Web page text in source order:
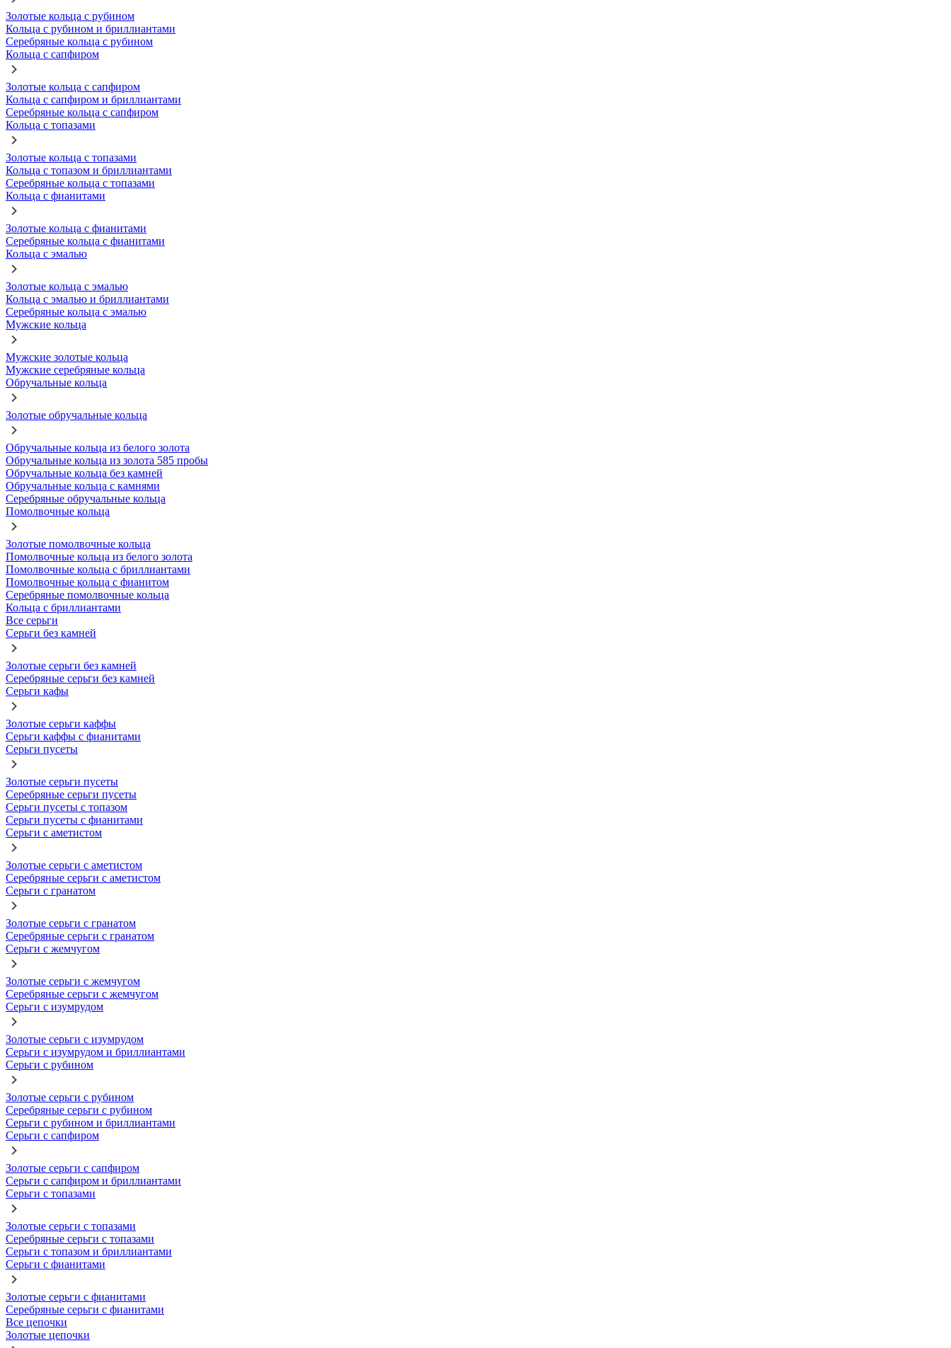
Золотые кольца с рубином
Кольца с рубином и бриллиантами
Серебряные кольца с рубином
Кольца с сапфиром
Золотые кольца с сапфиром
Кольца с сапфиром и бриллиантами
Серебряные кольца с сапфиром
Кольца с топазами
Золотые кольца с топазами
Кольца с топазом и бриллиантами
Серебряные кольца с топазами
Кольца с фианитами
Золотые кольца с фианитами
Серебряные кольца с фианитами
Кольца с эмалью
Золотые кольца с эмалью
Кольца с эмалью и бриллиантами
Серебряные кольца с эмалью
Мужские кольца
Мужские золотые кольца
Мужские серебряные кольца
Обручальные кольца
Золотые обручальные кольца
Обручальные кольца из белого золота
Обручальные кольца из золота 585 пробы
Обручальные кольца без камней
Обручальные кольца с камнями
Серебряные обручальные кольца
Помолвочные кольца
Золотые помолвочные кольца
Помолвочные кольца из белого золота
Помолвочные кольца с бриллиантами
Помолвочные кольца с фианитом
Серебряные помолвочные кольца
Кольца с бриллиантами
Все серьги
Серьги без камней
Золотые серьги без камней
Серебряные серьги без камней
Серьги кафы
Золотые серьги каффы
Серьги каффы с фианитами
Серьги пусеты
Золотые серьги пусеты
Серебряные серьги пусеты
Серьги пусеты с топазом
Серьги пусеты с фианитами
Серьги с аметистом
Золотые серьги с аметистом
Серебряные серьги с аметистом
Серьги с гранатом
Золотые серьги с гранатом
Серебряные серьги с гранатом
Серьги с жемчугом
Золотые серьги с жемчугом
Серебряные серьги с жемчугом
Серьги с изумрудом
Золотые серьги с изумрудом
Серьги с изумрудом и бриллиантами
Серьги с рубином
Золотые серьги с рубином
Серебряные серьги с рубином
Серьги с рубином и бриллиантами
Серьги с сапфиром
Золотые серьги с сапфиром
Серьги с сапфиром и бриллиантами
Серьги с топазами
Золотые серьги с топазами
Серебряные серьги с топазами
Серьги с топазом и бриллиантами
Серьги с фианитами
Золотые серьги с фианитами
Серебряные серьги с фианитами
Все цепочки
Золотые цепочки